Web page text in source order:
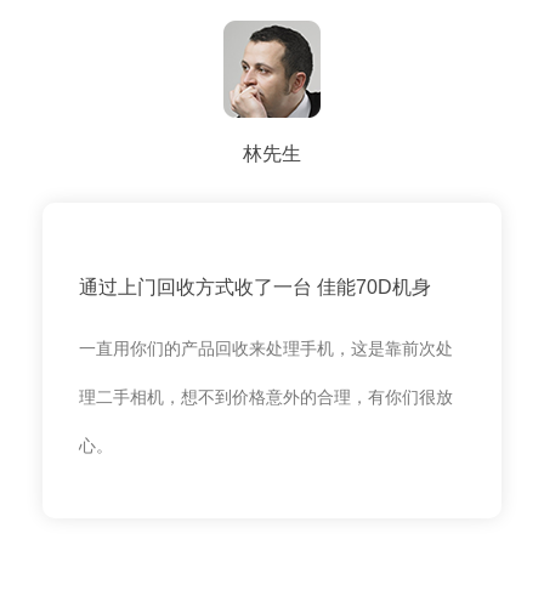
林先生
通过上门回收方式收了一台 佳能70D机身
一直用你们的产品回收来处理手机，这是靠前次处
理二手相机，想不到价格意外的合理，有你们很放
心。